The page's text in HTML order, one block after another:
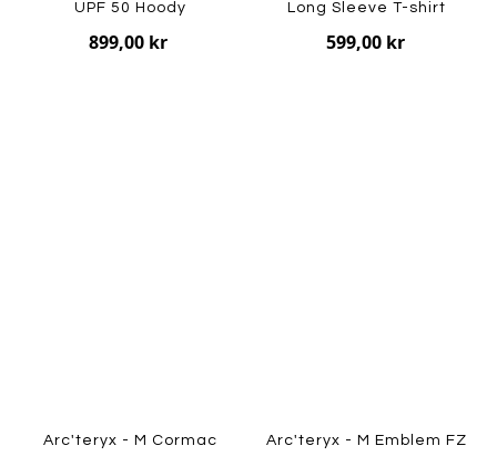
UPF 50 Hoody
899,00 kr
Long Sleeve T-shirt
599,00 kr
Arc'teryx - M Cormac
Arc'teryx - M Emblem FZ